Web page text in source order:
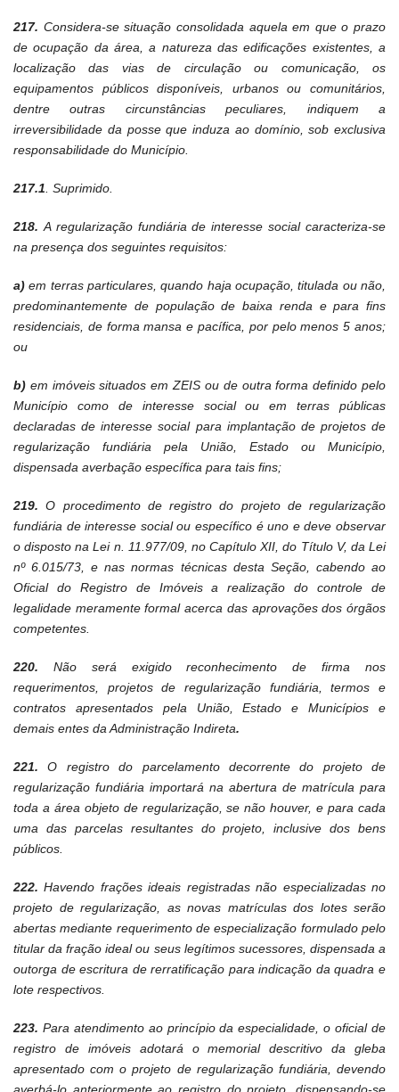
217. Considera-se situação consolidada aquela em que o prazo
de ocupação da área, a natureza das edificações existentes, a
localização das vias de circulação ou comunicação, os
equipamentos públicos disponíveis, urbanos ou comunitários,
dentre outras circunstâncias peculiares, indiquem a
irreversibilidade da posse que induza ao domínio, sob exclusiva
responsabilidade do Município.
217.1 . Suprimido.
218. A regularização fundiária de interesse social caracteriza-se
na presença dos seguintes requisitos:
a)em terras particulares, quando haja ocupação, titulada ou não,
predominantemente de população de baixa renda e para fins
residenciais, de forma mansa e pacífica, por pelo menos 5 anos;
ou
b) em imóveis situados em ZEIS ou de outra forma definido pelo
Município como de interesse social ou em terras públicas
declaradas de interesse social para implantação de projetos de
regularização fundiária pela União, Estado ou Município,
dispensada averbação específica para tais fins;
219.O procedimento de registro do projeto de regularização
fundiária de interesse social ou específico é uno e deve observar
o disposto na Lei n. 11.977/09, no Capítulo XII, do Título V, da Lei
nº 6.015/73, e nas normas técnicas desta Seção, cabendo ao
Oficial do Registro de Imóveis a realização do controle de
legalidade meramente formal acerca das aprovações dos órgãos
competentes.
220. Não será exigido reconhecimento de firma nos
requerimentos, projetos de regularização fundiária, termos e
contratos apresentados pela União, Estado e Municípios e
demais entes da Administração Indireta.
221.O registro do parcelamento decorrente do projeto de
regularização fundiária importará na abertura de matrícula para
toda a área objeto de regularização, se não houver, e para cada
uma das parcelas resultantes do projeto, inclusive dos bens
públicos.
222.Havendo frações ideais registradas não especializadas no
projeto de regularização, as novas matrículas dos lotes serão
abertas mediante requerimento de especialização formulado pelo
titular da fração ideal ou seus legítimos sucessores, dispensada a
outorga de escritura de rerratificação para indicação da quadra e
lote respectivos.
223. Para atendimento ao princípio da especialidade, o oficial de
registro de imóveis adotará o memorial descritivo da gleba
apresentado com o projeto de regularização fundiária, devendo